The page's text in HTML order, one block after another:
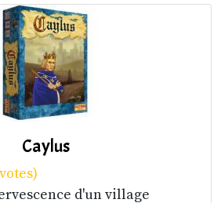
Caylus
d'un village